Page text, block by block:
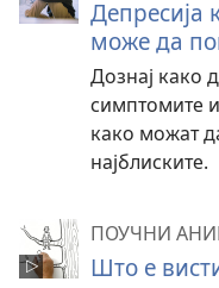
Депресија
може да
Дознај како
симптомите
како можат
најблиските.
ПОУЧНИ
Што е